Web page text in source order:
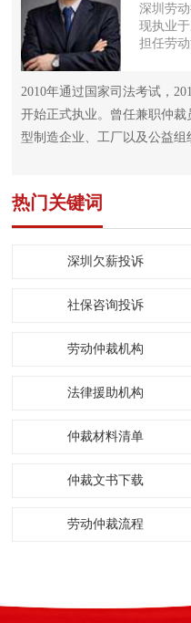
深圳劳
现执业
担任劳
2010年通过国家司法考试，
开始正式执业。曾任兼职仲
型制造企业、工厂以及公益组
热门关键词
深圳欠薪投诉
社保咨询投诉
劳动仲裁机构
法律援助机构
仲裁材料清单
仲裁文书下载
劳动仲裁流程